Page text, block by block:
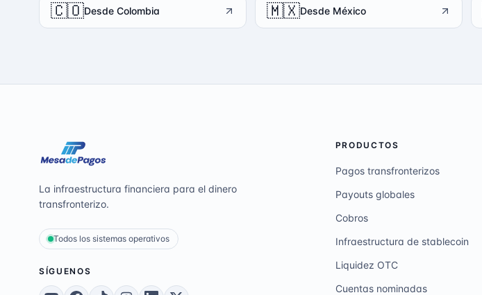
🇨🇴Desde Colombia 🇲🇽Desde México
La infraestructura financiera para el dinero
transfronterizo.
Todos los sistemas operativos
SÍGUENOS
PRODUCTOS
Pagos transfronterizos
Payouts globales
Cobros
Infraestructura de stablecoin
Liquidez OTC
Cuentas nominadas